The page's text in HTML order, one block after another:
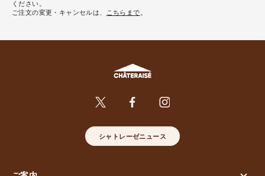
ください。
ご注文の変更・キャンセルは、
こちらまで
シャトレーゼニュース